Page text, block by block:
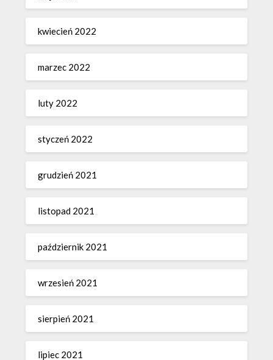
kwiecień 2022
marzec 2022
luty 2022
styczeń 2022
grudzień 2021
listopad 2021
październik 2021
wrzesień 2021
sierpień 2021
lipiec 2021